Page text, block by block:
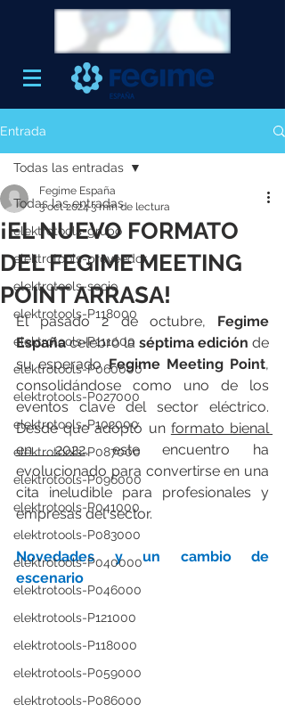
Entrada
Todas las entradas
elektrotools-grupo
elektrotools-proveedor
elektrotools-socio
elektrotools-P118000
elektrotools-P111000
elektrotools-P060000
elektrotools-P027000
elektrotools-P102000
elektrotools-P087000
elektrotools-P096000
elektrotools-P041000
elektrotools-P083000
elektrotools-P040000
elektrotools-P046000
elektrotools-P121000
elektrotools-P118000
elektrotools-P059000
elektrotools-P086000
Todas las entradas
¡EL NUEVO FORMATO
DEL FEGIME MEETING
POINT ARRASA!
Fegime España
3 oct 20243 min de lectura
El pasado 2 de octubre, Fegime
España celebró la séptima edición de
su esperado Fegime Meeting Point,
consolidándose como uno de los
eventos clave del sector eléctrico.
Desde que adoptó un formato bienal
en 2022, este encuentro ha
evolucionado para convertirse en una
cita ineludible para profesionales y
empresas del sector.
Novedades y un cambio de
escenario